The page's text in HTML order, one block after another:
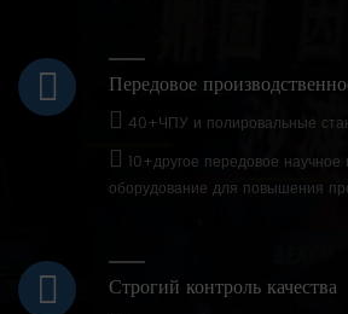
Передовое
40+ЧПУ и полировальные
10+другое передовое научное
оборудование для повышения
Строгий контроль качества